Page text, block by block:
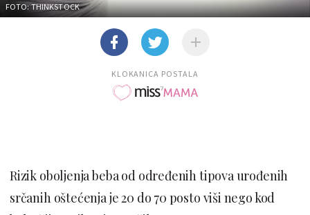
FOTO: THINKSTOCK
KLOKANICA POSTALA
Rizik oboljenja beba od određenih tipova urođenih
srčanih oštećenja je 20 do 70 posto viši nego kod